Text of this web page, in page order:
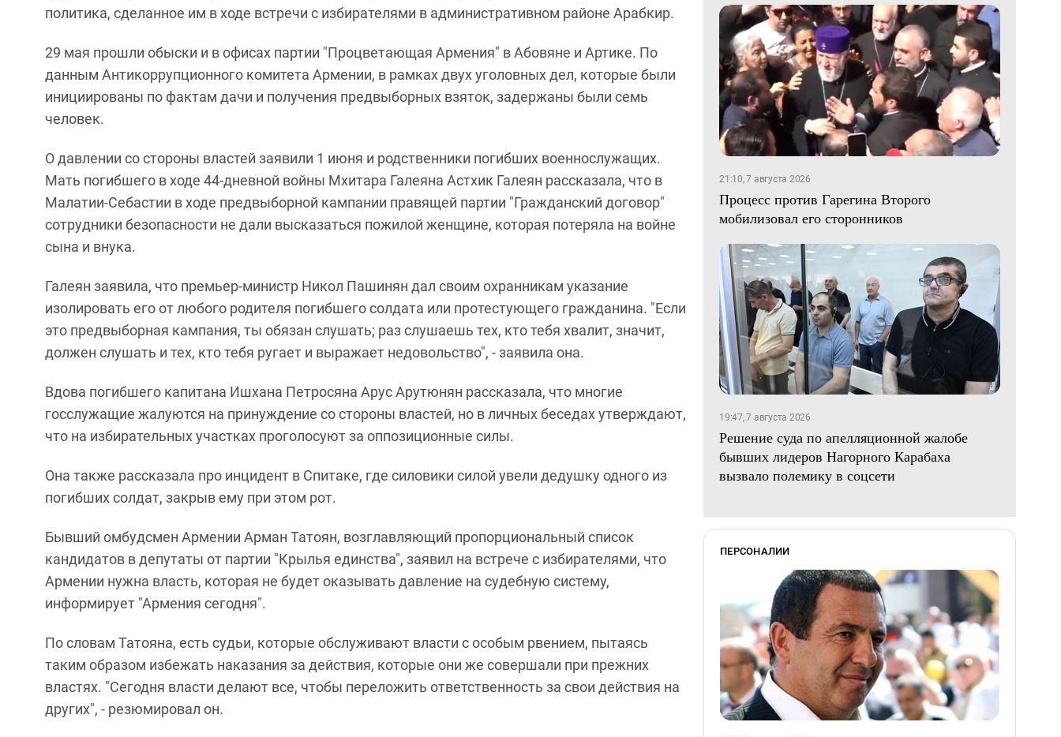
политика, сделанное им в ходе встречи с избирателями в административном районе Арабкир.
29 мая прошли обыски и в офисах партии "Процветающая Армения" в Абовяне и Артике. По
данным Антикоррупционного комитета Армении, в рамках двух уголовных дел, которые были
инициированы по фактам дачи и получения предвыборных взяток, задержаны были семь
человек.
О давлении со стороны властей заявили 1 июня и родственники погибших военнослужащих.
Мать погибшего в ходе 44-дневной войны Мхитара Галеяна Астхик Галеян рассказала, что в
Малатии-Себастии в ходе предвыборной кампании правящей партии "Гражданский договор"
сотрудники безопасности не дали высказаться пожилой женщине, которая потеряла на войне
сына и внука.
Галеян заявила, что премьер-министр Никол Пашинян дал своим охранникам указание
изолировать его от любого родителя погибшего солдата или протестующего гражданина. "Если
это предвыборная кампания, ты обязан слушать; раз слушаешь тех, кто тебя хвалит, значит,
должен слушать и тех, кто тебя ругает и выражает недовольство", - заявила она.
Вдова погибшего капитана Ишхана Петросяна Арус Арутюнян рассказала, что многие
госслужащие жалуются на принуждение со стороны властей, но в личных беседах утверждают,
что на избирательных участках проголосуют за оппозиционные силы.
Она также рассказала про инцидент в Спитаке, где силовики силой увели дедушку одного из
погибших солдат, закрыв ему при этом рот.
Бывший омбудсмен Армении Арман Татоян, возглавляющий пропорциональный список
кандидатов в депутаты от партии "Крылья единства", заявил на встрече с избирателями, что
Армении нужна власть, которая не будет оказывать давление на судебную систему,
информирует "Армения сегодня".
По словам Татояна, есть судьи, которые обслуживают власти с особым рвением, пытаясь
таким образом избежать наказания за действия, которые они же совершали при прежних
властях. "Сегодня власти делают все, чтобы переложить ответственность за свои действия на
других", - резюмировал он.
21:10, 7 августа 2026
Процесс против Гарегина Второго
мобилизовал его сторонников
19:47, 7 августа 2026
Решение суда по апелляционной жалобе
бывших лидеров Нагорного Карабаха
вызвало полемику в соцсети
ПЕРСОНАЛИИ